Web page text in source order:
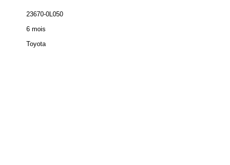
23670-0L050
6 mois
Toyota